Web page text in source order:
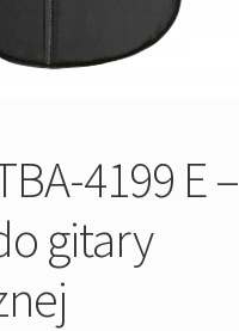
4199 E –
gitary